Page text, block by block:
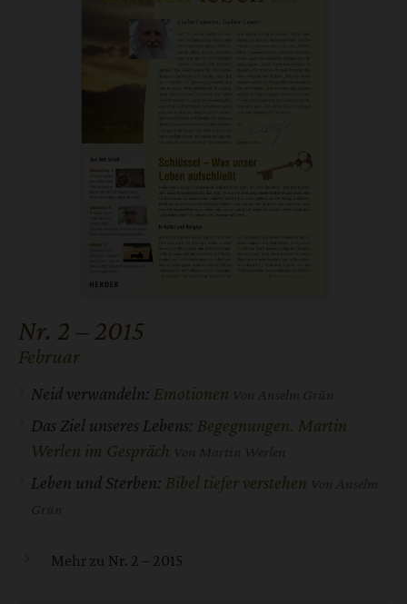
Nr. 2 – 2015
:
Februar
Neid verwandeln: Emotionen
Das Ziel unseres Lebens: Begegnungen. Martin
Werlen im Gespräch
Leben und Sterben: Bibel tiefer verstehen
Mehr zu Nr. 2 – 2015